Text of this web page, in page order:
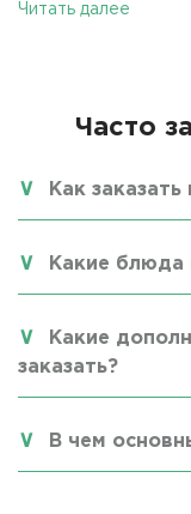
Читать далее
Часто
Как заказать
Какие блюда
Какие
заказать?
В чем